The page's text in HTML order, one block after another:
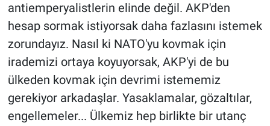
antiemperyalistlerin elinde değil. AKP'den
hesap sormak istiyorsak daha fazlasını istemek
zorundayız. Nasıl ki NATO'yu kovmak için
irademizi ortaya koyuyorsak, AKP'yi de bu
ülkeden kovmak için devrimi istememiz
gerekiyor arkadaşlar. Yasaklamalar, gözaltılar,
engellemeler... Ülkemiz hep birlikte bir utanç